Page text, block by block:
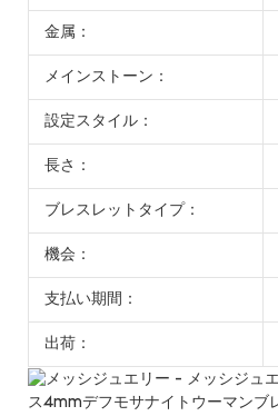
金属：
メインストーン：
設定スタイル：
長さ：
ブレスレットタイプ：
機会：
支払い期間：
出荷：